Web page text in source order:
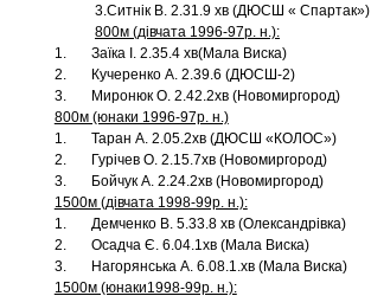
3.Ситнік В. 2.31.9 хв (ДЮСШ « Спартак»)
800м (дівчата 1996-97р. н.):
1. Заїка І. 2.35.4 хв(Мала Виска)
2. Кучеренко А. 2.39.6 (ДЮСШ-2)
3. Миронюк О. 2.42.2хв (Новомиргород)
800м (юнаки 1996-97р. н.)
1. Таран А. 2.05.2хв (ДЮСШ «КОЛОС»)
2. Гурічев О. 2.15.7хв (Новомиргород)
3. Бойчук А. 2.24.2хв (Новомиргород)
1500м (дівчата 1998-99р. н.):
1. Демченко В. 5.33.8 хв (Олександрівка)
2. Осадча Є. 6.04.1хв (Мала Виска)
3. Нагорянська А. 6.08.1.хв (Мала Виска)
1500м (юнаки1998-99р. н.):